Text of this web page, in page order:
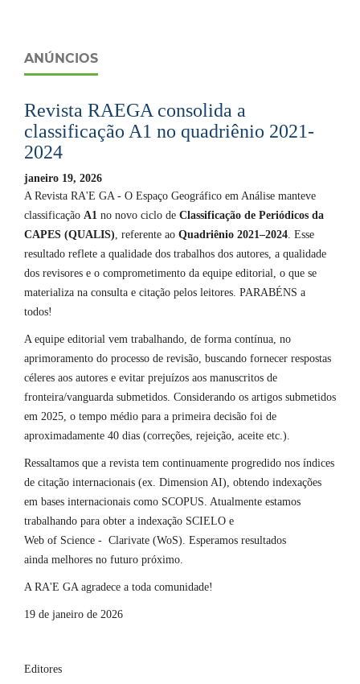
ANÚNCIOS
Revista RAEGA consolida a
classificação A1 no quadriênio 2021-
2024
janeiro 19, 2026
A Revista RA'E GA - O Espaço Geográfico em Análise manteve
classificação A1 no novo ciclo de Classificação de Periódicos da
CAPES (QUALIS) , referente ao Quadriênio 2021–2024 . Esse
resultado reflete a qualidade dos trabalhos dos autores, a qualidade
dos revisores e o comprometimento da equipe editorial, o que se
materializa na consulta e citação pelos leitores. PARABÉNS a
todos!
A equipe editorial vem trabalhando, de forma contínua, no
aprimoramento do processo de revisão, buscando fornecer respostas
céleres aos autores e evitar prejuízos aos manuscritos de
fronteira/vanguarda submetidos. Considerando os artigos submetidos
em 2025, o tempo médio para a primeira decisão foi de
aproximadamente 40 dias (correções, rejeição, aceite etc.).
Ressaltamos que a revista tem continuamente progredido nos índices
de citação internacionais (ex. Dimension AI), obtendo indexações
em bases internacionais como SCOPUS. Atualmente estamos
trabalhando para obter a indexação SCIELO e
Web of Science - Clarivate (WoS). Esperamos resultados
ainda melhores no futuro próximo.
A RA'E GA agradece a toda comunidade!
19 de janeiro de 2026
Editores